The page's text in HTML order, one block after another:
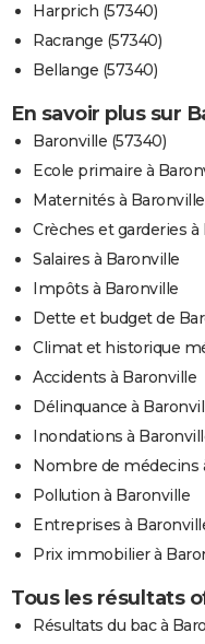
Harprich (57340)
Racrange (57340)
Bellange (57340)
En savoir plus sur
Baronville (57340)
Ecole primaire à
Maternités à Baronville
Crèches et garderies à
Salaires à Baronville
Impôts à Baronville
Dette et budget de
Climat et historique
Accidents à Baronville
Délinquance à
Inondations à
Nombre de médecins
Pollution à Baronville
Entreprises à
Prix immobilier à
Tous les résultats
Résultats du bac à